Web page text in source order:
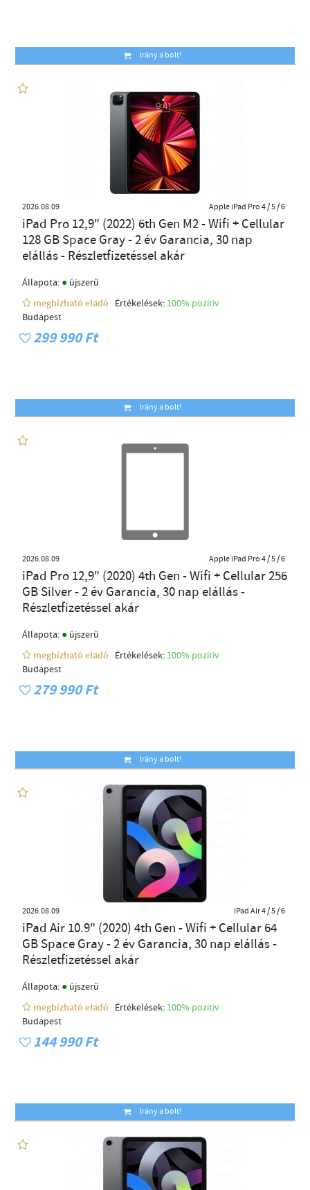
Irány a bolt!
2026.08.09 Apple iPad Pro 4 / 5 / 6
iPad Pro 12,9" (2022) 6th Gen M2 - Wifi + Cellular
128 GB Space Gray - 2 év Garancia, 30 nap
elállás - Részletfizetéssel akár
Állapota: ● újszerű
megbízható eladó
Értékelések: 100% pozítiv
Budapest
299 990 Ft
Irány a bolt!
2026.08.09 Apple iPad Pro 4 / 5 / 6
iPad Pro 12,9" (2020) 4th Gen - Wifi + Cellular 256
GB Silver - 2 év Garancia, 30 nap elállás -
Részletfizetéssel akár
Állapota: ● újszerű
megbízható eladó
Értékelések: 100% pozítiv
Budapest
279 990 Ft
Irány a bolt!
2026.08.09 iPad Air 4 / 5 / 6
iPad Air 10.9" (2020) 4th Gen - Wifi + Cellular 64
GB Space Gray - 2 év Garancia, 30 nap elállás -
Részletfizetéssel akár
Állapota: ● újszerű
megbízható eladó
Értékelések: 100% pozítiv
Budapest
144 990 Ft
Irány a bolt!